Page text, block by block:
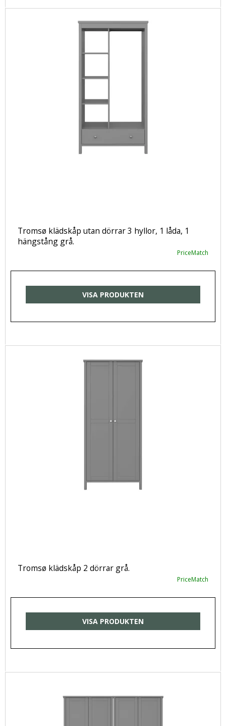
Tromsø klädskåp utan dörrar 3 hyllor, 1 låda, 1
hängstång grå.
PriceMatch
VISA PRODUKTEN
Tromsø klädskåp 2 dörrar grå.
PriceMatch
VISA PRODUKTEN